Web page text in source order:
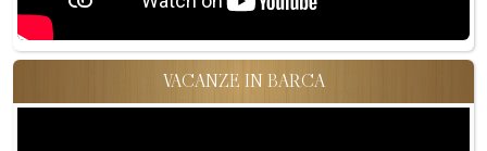
VACANZE IN BARCA